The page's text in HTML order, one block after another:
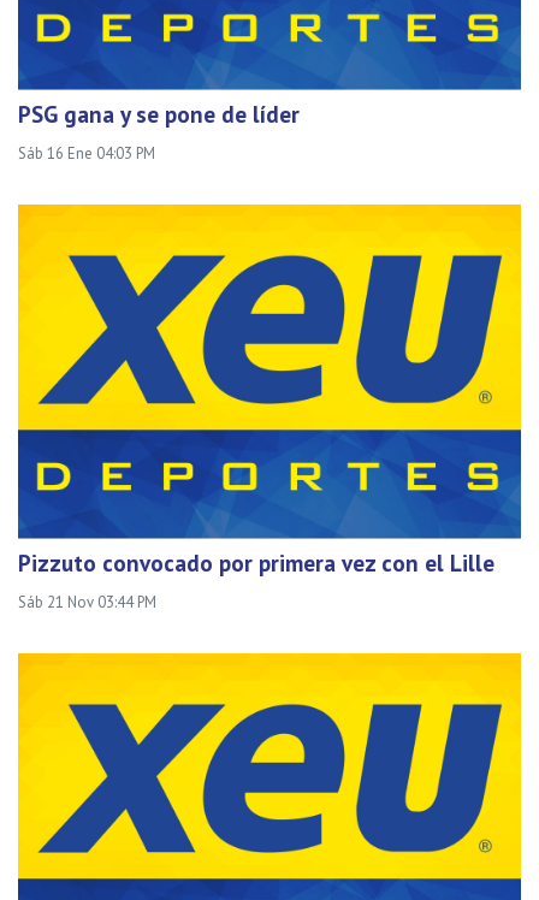
PSG gana y se pone de líder
Sáb 16 Ene 04:03 PM
Pizzuto convocado por primera vez con el Lille
Sáb 21 Nov 03:44 PM